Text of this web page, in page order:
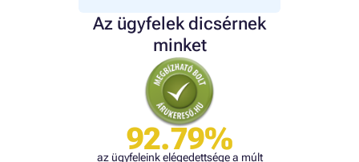
Az ügyfelek dicsérnek
minket
92.79%
az ügyfeleink elégedettsége a múlt